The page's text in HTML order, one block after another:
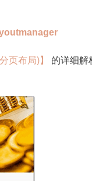
页布局)】
的详细解